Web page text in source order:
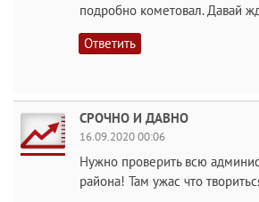
подробно кометовал. Давай
Ответить
СРОЧНО И ДАВНО
16.09.2020 00:06
Нужно проверить всю
района! Там ужас что